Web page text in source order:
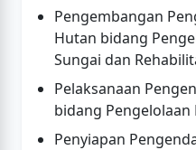
Pengembangan
Hutan bidang
Sungai dan
Pelaksanaan
bidang Pengelolaan
Penyiapan